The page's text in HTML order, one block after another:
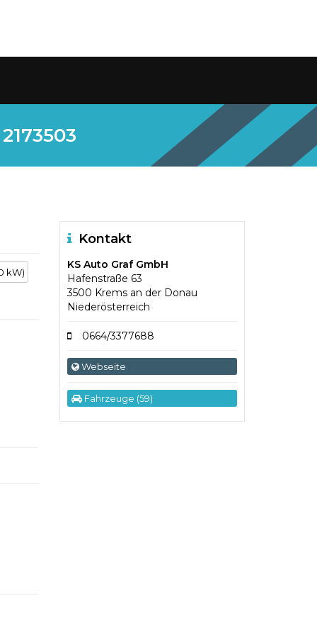
kW)
Kontakt
KS Auto Graf GmbH
Hafenstraße 63
3500 Krems an der Donau
Niederösterreich
0664/3377688
Webseite
Fahrzeuge (59)